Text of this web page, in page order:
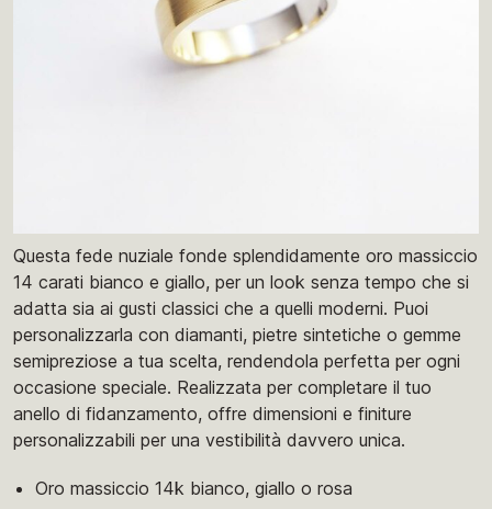
Questa fede nuziale fonde splendidamente oro massiccio
14 carati bianco e giallo, per un look senza tempo che si
adatta sia ai gusti classici che a quelli moderni. Puoi
personalizzarla con diamanti, pietre sintetiche o gemme
semipreziose a tua scelta, rendendola perfetta per ogni
occasione speciale. Realizzata per completare il tuo
anello di fidanzamento, offre dimensioni e finiture
personalizzabili per una vestibilità davvero unica.
Oro massiccio 14k bianco, giallo o rosa